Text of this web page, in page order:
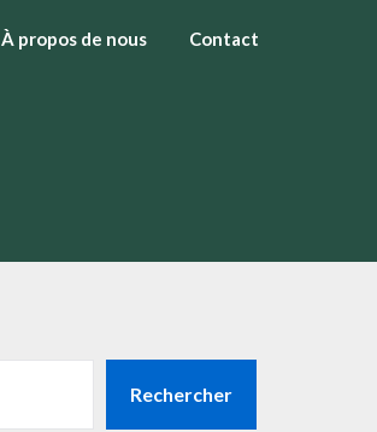
À propos de nous Contact
Rechercher